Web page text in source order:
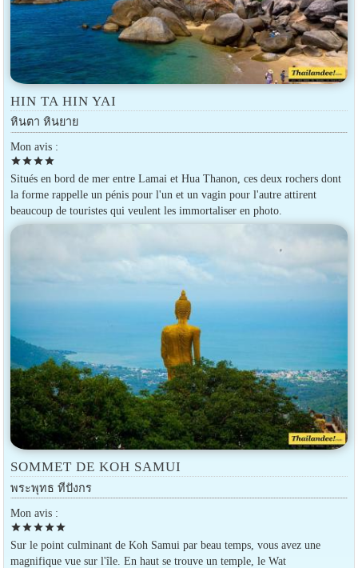
HIN TA HIN YAI
หินตา หินยาย
Mon avis :
starstarstarstar
Situés en bord de mer entre Lamai et Hua Thanon, ces deux rochers dont
la forme rappelle un pénis pour l'un et un vagin pour l'autre attirent
beaucoup de touristes qui veulent les immortaliser en photo.
SOMMET DE KOH SAMUI
พระพุทธ ทีปังกร
Mon avis :
starstarstarstarstar
Sur le point culminant de Koh Samui par beau temps, vous avez une
magnifique vue sur l'île. En haut se trouve un temple, le Wat